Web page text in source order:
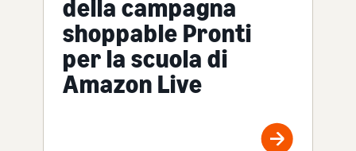
della campagna
shoppable Pronti
per la scuola di
Amazon Live